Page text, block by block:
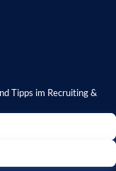
Tipps im Recruiting &